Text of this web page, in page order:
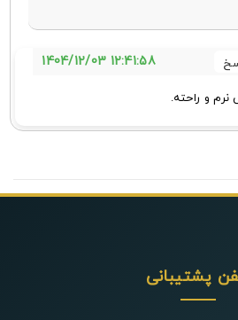
12:41:58 1404/12/03
و راحته.
پشتیبانی